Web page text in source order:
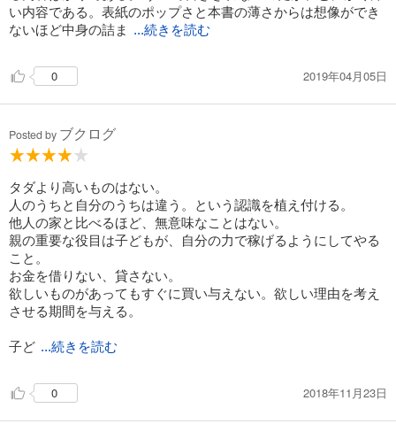
い内容である。表紙のポップさと本書の薄さからは想像ができ
ないほど中身の詰ま
...続きを読む
0 2019年04月05日
Posted by ブクログ
タダより高いものはない。
人のうちと自分のうちは違う。という認識を植え付ける。
他人の家と比べるほど、無意味なことはない。
親の重要な役目は子どもが、自分の力で稼げるようにしてやる
こと。
お金を借りない、貸さない。
欲しいものがあってもすぐに買い与えない。欲しい理由を考え
させる期間を与える。
子ど ...続きを読む
0 2018年11月23日